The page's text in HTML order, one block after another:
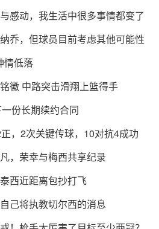
感动，我生活中很多事情都变了
乔，但球员目前考虑其他可能性
情低落
徽 中路突击滑翔上篮得手
份长期续约合同
，2次关键传球，10对抗4成功
，荣幸与梅西共享纪录
西近距离包抄打飞
己将执教切尔西的消息